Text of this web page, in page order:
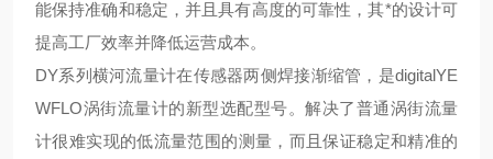
能保持准确和稳定，并且具有高度的可靠性，其*的设计可
提高工厂效率并降低运营成本。
DY系列横河流量计在传感器两侧焊接渐缩管，是digitalYE
WFLO涡街流量计的新型选配型号。解决了普通涡街流量
计很难实现的低流量范围的测量，而且保证稳定和精准的